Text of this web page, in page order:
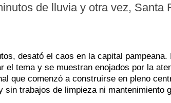
de lluvia y otra vez, Santa
desató el caos en la capital pampeana.
el tema y se muestran enojados por la
que comenzó a construirse en pleno
trabajos de limpieza ni mantenimiento